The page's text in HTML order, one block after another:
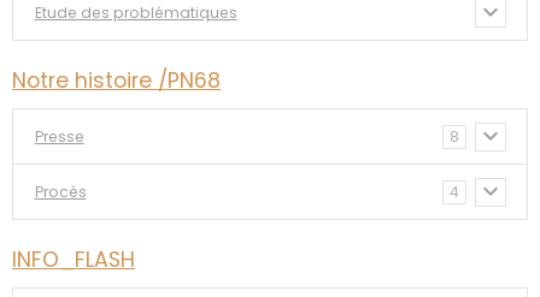
Etude des problématiques
Notre histoire /PN68
Presse 8
Procès 4
INFO_FLASH